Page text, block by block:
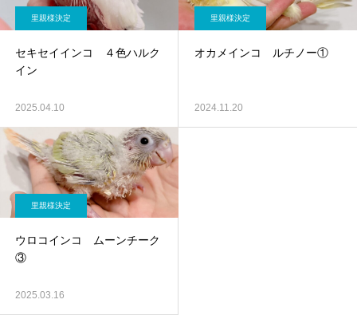
里親様決定
セキセイインコ ４色ハルク
イン
2025.04.10
里親様決定
オカメインコ ルチノー①
2024.11.20
里親様決定
ウロコインコ ムーンチーク
③
2025.03.16